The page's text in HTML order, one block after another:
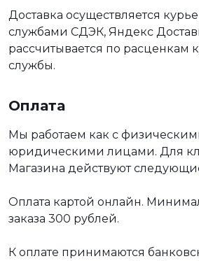
Доставка осуществляется
службами СДЭК, Яндекс
рассчитывается по расценкам
службы.
Оплата
Мы работаем как с
юридическими лицами. Для
Магазина действуют
Оплата картой онлайн.
заказа 300 рублей.
К оплате принимаются